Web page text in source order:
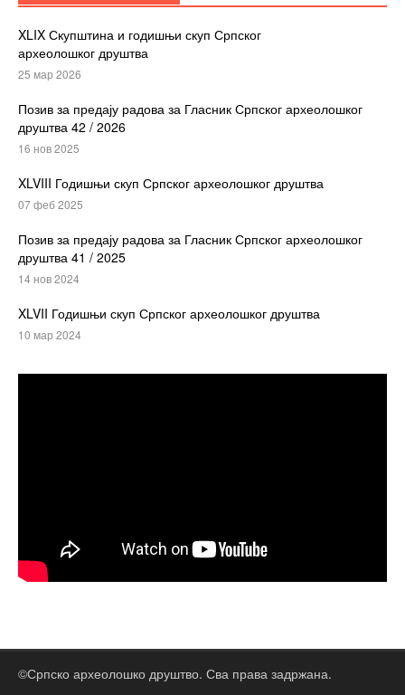
XLIX Скупштина и годишњи скуп Српског
археолошког друштва
25 мар 2026
Позив за предају радова за Гласник Српског археолошког
друштва 42 / 2026
16 нов 2025
XLVIII Годишњи скуп Српског археолошког друштва
07 феб 2025
Позив за предају радова за Гласник Српског археолошког
друштва 41 / 2025
14 нов 2024
XLVII Годишњи скуп Српског археолошког друштва
10 мар 2024
©Српско археолошко друштво. Сва права задржана.